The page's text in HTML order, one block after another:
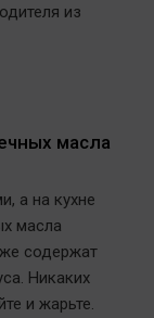
из
масла
а на кухне
масла
содержат
Никаких
и жарьте.